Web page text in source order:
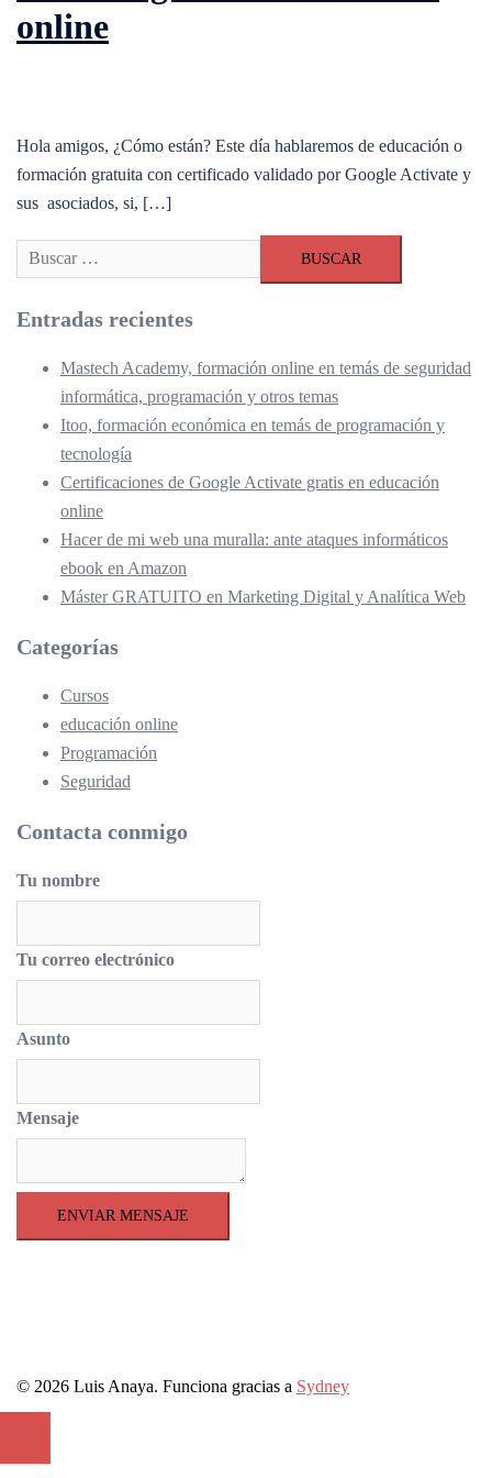
online
Hola amigos, ¿Cómo están? Este día hablaremos de educación o
formación gratuita con certificado validado por Google Activate y
sus asociados, si, […]
Buscar:
Entradas recientes
Mastech Academy, formación online en temás de seguridad
informática, programación y otros temas
Itoo, formación económica en temás de programación y
tecnología
Certificaciones de Google Activate gratis en educación
online
Hacer de mi web una muralla: ante ataques informáticos
ebook en Amazon
Máster GRATUITO en Marketing Digital y Analítica Web
Categorías
Cursos
educación online
Programación
Seguridad
Contacta conmigo
Tu nombre
Tu correo electrónico
Asunto
Mensaje
ENVIAR MENSAJE
© 2026 Luis Anaya. Funciona gracias a Sydney